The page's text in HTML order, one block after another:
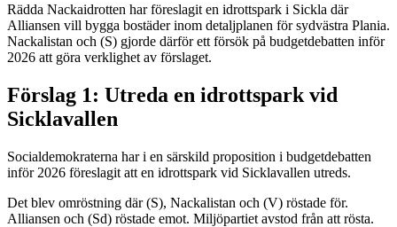
Rädda Nackaidrotten har föreslagit en idrottspark i Sickla där
Alliansen vill bygga bostäder inom detaljplanen för sydvästra Plania.
Nackalistan och (S) gjorde därför ett försök på budgetdebatten inför
2026 att göra verklighet av förslaget.
Förslag 1: Utreda en idrottspark vid
Sicklavallen
Socialdemokraterna har i en särskild proposition i budgetdebatten
inför 2026 föreslagit att en idrottspark vid Sicklavallen utreds.
Det blev omröstning där (S), Nackalistan och (V) röstade för.
Alliansen och (Sd) röstade emot. Miljöpartiet avstod från att rösta.